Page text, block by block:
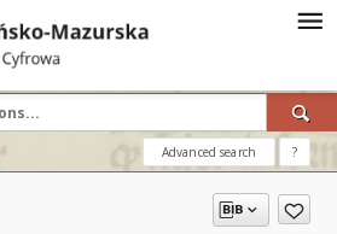
Advanced search ?